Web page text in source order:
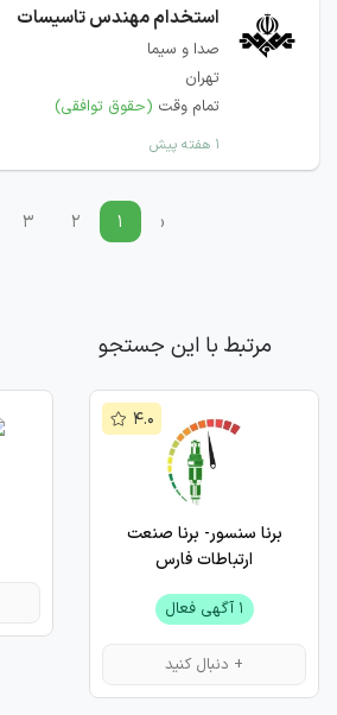
استخدام مهندس تاسیسات
صدا و سیما
تهران
تمام وقت (حقوق توافقی)
۱ هفته پیش
‹ ۱ ۲ ۳
مرتبط با این جستجو
برنا سنسور- برنا صنعت
ارتباطات فارس
۱ آگهی فعال
۴.۰
+ دنبال کنید